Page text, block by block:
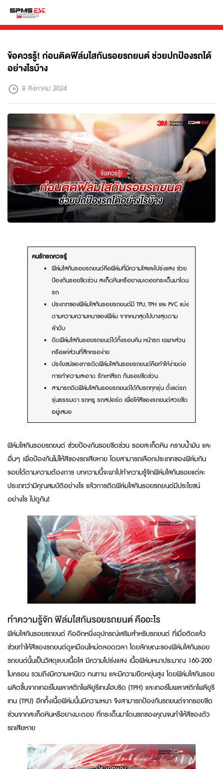
ข้อควรรู้! ก่อนติดฟิล์มใสกันรอยรถยนต์ ช่วยปกป้องรถได้
อย่างไรบ้าง
8 สิงหาคม 2024
คนรักรถควรรู้
ฟิล์มใสกันรอยรถยนต์คือฟิล์มที่มีความใสและโปร่งแสง ช่วย
ป้องกันรอยขีดข่วน สะเก็ดหินหรือยางมะตอยกระเด็นมาโดน
รถ
ประเภทของฟิล์มใสกันรอยรถยนต์มี TPU, TPH และ PVC แบ่ง
ตามความความหนาของฟิล์ม จากหนาสุดไปบางสุดตาม
ลำดับ
ติดฟิล์มใสกันรอยรถยนต์ได้ทั้งรอบคัน หน้ารถ เฉพาะส่วน
หรือแค่ส่วนที่สึกหรอง่าย
ประโยชน์ของการติดฟิล์มใสกันรอยรถยนต์คือทำให้ง่ายต่อ
การทำความสะอาด รักษาสีรถ กันรอยขีดข่วน
สามารถติดฟิล์มใสกันรอยรถยนต์ได้กับรถทุกรุ่น ตั้งแต่รถ
รุ่นธรรมดา รถหรู รถสปอร์ต เพื่อให้สีของรถยนต์สวยชัด
อยู่เสมอ
ฟิล์มใสกันรอยรถยนต์ ช่วยป้องกันรอยขีดข่วน รอยสะเก็ดหิน คราบน้ำมัน และ
อื่นๆ เพื่อป้องกันไม่ให้สีของรถเสียหาย โดยสามารถเลือกประเภทของฟิล์มกัน
รอยได้ตามความต้องการ บทความนี้จะพาไปทำความรู้จักฟิล์มใสกันรอยแต่ละ
ประเภทว่ามีคุณสมบัติอย่างไร แล้วการติดฟิล์มใสกันรอยรถยนต์มีประโยชน์
อย่างไร ไปดูกัน!
ทำความรู้จัก ฟิล์มใสกันรอยรถยนต์ คืออะไร
ฟิล์มใสกันรอยรถยนต์ คืออีกหนึ่งอุปกรณ์เสริมสำหรับรถยนต์ ที่เมื่อติดแล้ว
ช่วยทำให้สีของรถยนต์ดูเหมือนใหม่ตลอดเวลา โดยลักษณะของฟิล์มใสกันรอย
รถยนต์นั้นเป็นวัสดุแบบเนื้อใส มีความโปร่งแสง เนื้อฟิล์มหนาประมาณ 160-200
ไมครอน รวมถึงมีความเหนียว ทนทาน และมีความยืดหยุ่นสูง โดยฟิล์มใสกันรอย
ผลิตขึ้นจากเทอร์โมพลาสติกโพลียูรีเทนไฮบริด (TPH) และเทอร์โมพลาสติกโพลียูรี
เทน (TPU) อีกทั้งเนื้อฟิล์มนั้นมีความหนา จึงสามารถป้องกันรถยนต์จากรอยขีด
ข่วนจากสะเก็ดหินหรือยางมะตอย ที่กระเด็นมาโดนรถของคุณจนทำให้สีของตัว
รถเสียหาย